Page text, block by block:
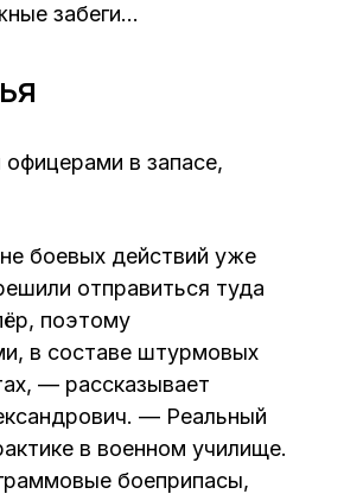
забеги…
в запасе,
боевых действий уже
отправиться туда
поэтому
в составе штурмовых
— рассказывает
— Реальный
в военном училище.
боеприпасы,